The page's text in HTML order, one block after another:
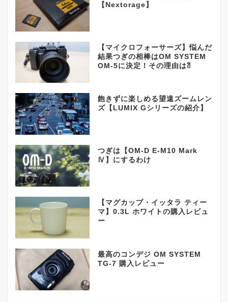
【Nextorage】
【マイクロフォーサーズ】悩んだ
結果つぎの相棒はOM SYSTEM
OM-5に決定！その理由は⁈
飽きずに楽しめる望遠ズームレン
ズ【LUMIX Gシリーズの紹介】
つぎは【OM-D E-M10 Mark
Ⅳ】にするわけ
【マグカップ・イッタラ ティー
マ】0.3L ホワイトの購入レビュ
ー
最高のコンデジ OM SYSTEM
TG-7 購入レビュー